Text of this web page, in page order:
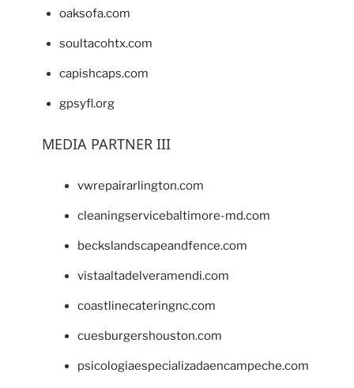
oaksofa.com
soultacohtx.com
capishcaps.com
gpsyfl.org
MEDIA PARTNER III
vwrepairarlington.com
cleaningservicebaltimore-md.com
beckslandscapeandfence.com
vistaaltadelveramendi.com
coastlinecateringnc.com
cuesburgershouston.com
psicologiaespecializadaencampeche.com